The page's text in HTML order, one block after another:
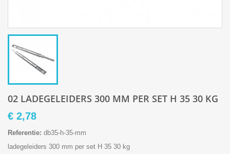
02 LADEGELEIDERS 300 MM PER SET H 35 30 KG
€ 2,78
Referentie: db35-h-35-mm
ladegeleiders 300 mm per set H 35 30 kg